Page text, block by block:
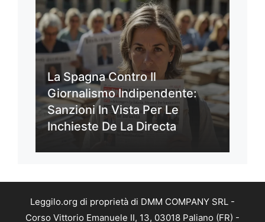
La Spagna Contro Il
Giornalismo Indipendente:
Sanzioni In Vista Per Le
Inchieste De La Directa
Leggilo.org di proprietà di DMM COMPANY SRL -
Corso Vittorio Emanuele II, 13, 03018 Paliano (FR) -